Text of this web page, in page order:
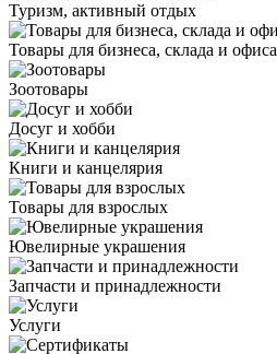
Туризм, активный отдых
Товары для бизнеса, склада и офиса
Зоотовары
Досуг и хобби
Книги и канцелярия
Товары для взрослых
Ювелирные украшения
Запчасти и принадлежности
Услуги